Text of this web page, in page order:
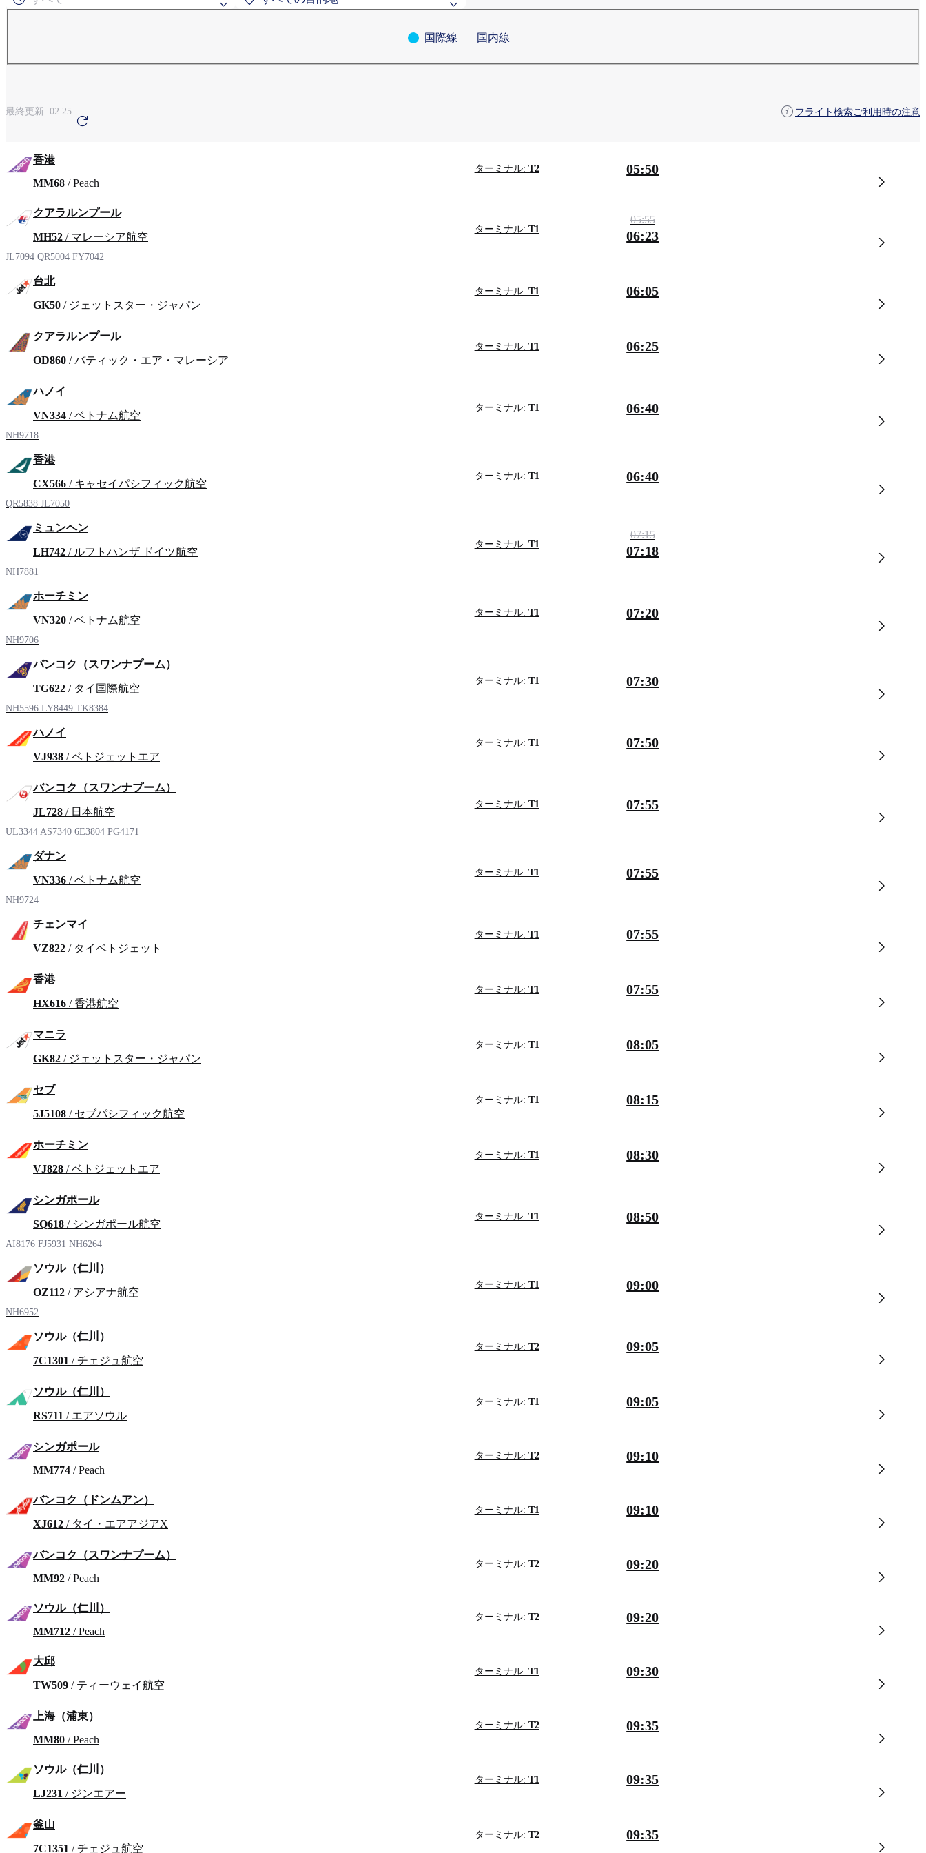
国際線 国内線
最終更新: 02:25 フライト検索ご利用時の注意
香港
MM68 / Peach
ターミナル: T2 05:50
クアラルンプール
MH52 / マレーシア航空
JL7094 QR5004 FY7042
ターミナル: T1
05:55
06:23
台北
GK50 / ジェットスター・ジャパン
ターミナル: T1 06:05
クアラルンプール
OD860 / バティック・エア・マレーシア
ターミナル: T1 06:25
ハノイ
VN334 / ベトナム航空
NH9718
ターミナル: T1 06:40
香港
CX566 / キャセイパシフィック航空
QR5838 JL7050
ターミナル: T1 06:40
ミュンヘン
LH742 / ルフトハンザ ドイツ航空
NH7881
ターミナル: T1
07:15
07:18
ホーチミン
VN320 / ベトナム航空
NH9706
ターミナル: T1 07:20
バンコク（スワンナプーム）
TG622 / タイ国際航空
NH5596 LY8449 TK8384
ターミナル: T1 07:30
ハノイ
VJ938 / ベトジェットエア
ターミナル: T1 07:50
バンコク（スワンナプーム）
JL728 / 日本航空
UL3344 AS7340 6E3804 PG4171
ターミナル: T1 07:55
ダナン
VN336 / ベトナム航空
NH9724
ターミナル: T1 07:55
チェンマイ
VZ822 / タイベトジェット
ターミナル: T1 07:55
香港
HX616 / 香港航空
ターミナル: T1 07:55
マニラ
GK82 / ジェットスター・ジャパン
ターミナル: T1 08:05
セブ
5J5108 / セブパシフィック航空
ターミナル: T1 08:15
ホーチミン
VJ828 / ベトジェットエア
ターミナル: T1 08:30
シンガポール
SQ618 / シンガポール航空
AI8176 FJ5931 NH6264
ターミナル: T1 08:50
ソウル（仁川）
OZ112 / アシアナ航空
NH6952
ターミナル: T1 09:00
ソウル（仁川）
7C1301 / チェジュ航空
ターミナル: T2 09:05
ソウル（仁川）
RS711 / エアソウル
ターミナル: T1 09:05
シンガポール
MM774 / Peach
ターミナル: T2 09:10
バンコク（ドンムアン）
XJ612 / タイ・エアアジアX
ターミナル: T1 09:10
バンコク（スワンナプーム）
MM92 / Peach
ターミナル: T2 09:20
ソウル（仁川）
MM712 / Peach
ターミナル: T2 09:20
大邱
TW509 / ティーウェイ航空
ターミナル: T1 09:30
上海（浦東）
MM80 / Peach
ターミナル: T2 09:35
ソウル（仁川）
LJ231 / ジンエアー
ターミナル: T1 09:35
釜山
7C1351 / チェジュ航空
ターミナル: T2 09:35